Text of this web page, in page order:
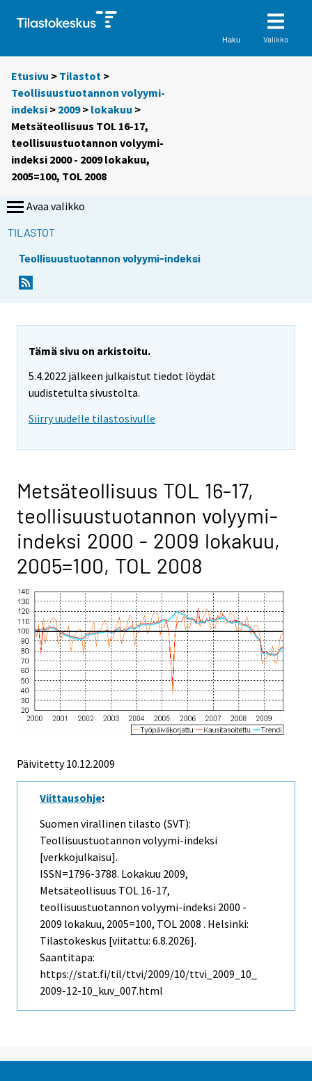
Haku Valikko
Etusivu > Tilastot >
Teollisuustuotannon volyymi-
indeksi > 2009> lokakuu >
Metsäteollisuus TOL 16-17,
teollisuustuotannon volyymi-
indeksi 2000 - 2009 lokakuu,
2005=100, TOL 2008
Avaa valikko
TILASTOT
Teollisuustuotannon volyymi-indeksi
Tämä sivu on arkistoitu.
5.4.2022 jälkeen julkaistut tiedot löydät
uudistetulta sivustolta.
Siirry uudelle tilastosivulle
Metsäteollisuus TOL 16-17,
teollisuustuotannon volyymi-
indeksi 2000 - 2009 lokakuu,
2005=100, TOL 2008
Päivitetty10.12.2009
Viittausohje:
Suomen virallinen tilasto (SVT):
Teollisuustuotannon volyymi-indeksi
[verkkojulkaisu].
ISSN=1796-3788. Lokakuu 2009,
Metsäteollisuus TOL 16-17,
teollisuustuotannon volyymi-indeksi 2000 -
2009 lokakuu, 2005=100, TOL 2008 . Helsinki:
Tilastokeskus [viitattu: 6.8.2026].
Saantitapa:
https://stat.fi/til/ttvi/2009/10/ttvi_2009_10_
2009-12-10_kuv_007.html